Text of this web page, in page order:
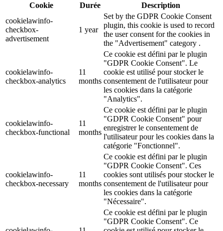
Cookie
Durée
Description
cookielawinfo-
checkbox-
advertisement
1 year
Set by the GDPR Cookie Consent
plugin, this cookie is used to record
the user consent for the cookies in
the "Advertisement" category .
cookielawinfo-
checkbox-analytics
11
months
Ce cookie est défini par le plugin
"GDPR Cookie Consent". Le
cookie est utilisé pour stocker le
consentement de l'utilisateur pour
les cookies dans la catégorie
"Analytics".
cookielawinfo-
checkbox-functional
11
months
Ce cookie est défini par le plugin
"GDPR Cookie Consent" pour
enregistrer le consentement de
l'utilisateur pour les cookies dans la
catégorie "Fonctionnel".
cookielawinfo-
checkbox-necessary
11
months
Ce cookie est défini par le plugin
"GDPR Cookie Consent". Ces
cookies sont utilisés pour stocker le
consentement de l'utilisateur pour
les cookies dans la catégorie
"Nécessaire".
Ce cookie est défini par le plugin
"GDPR Cookie Consent". Ce